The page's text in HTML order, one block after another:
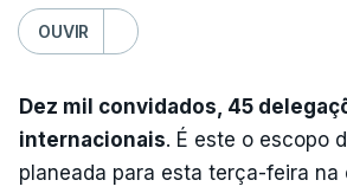
OUVIR
Dez mil convidados, 45
internacionais. É este o escopo
planeada para esta terça-feira na